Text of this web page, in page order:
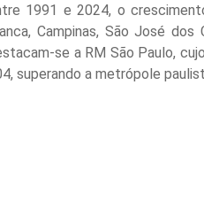
1991 e 2024, o
Campinas, São José
se a RM São Paulo,
superando a metrópole